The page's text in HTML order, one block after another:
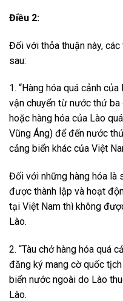
Điều 2:
Đối với thỏa thuận này,
sau:
1. “Hàng hóa quá cảnh
vận chuyển từ nước thứ
hoặc hàng hóa của Lào
Vũng Áng) để đến nước
cảng biển khác của Việt
Đối với những hàng hóa là
được thành lập và hoạt
tại Việt Nam thì không
Lào.
2. “Tàu chở hàng hóa quá
đăng ký mang cờ quốc
biển nước ngoài do Lào
Lào.